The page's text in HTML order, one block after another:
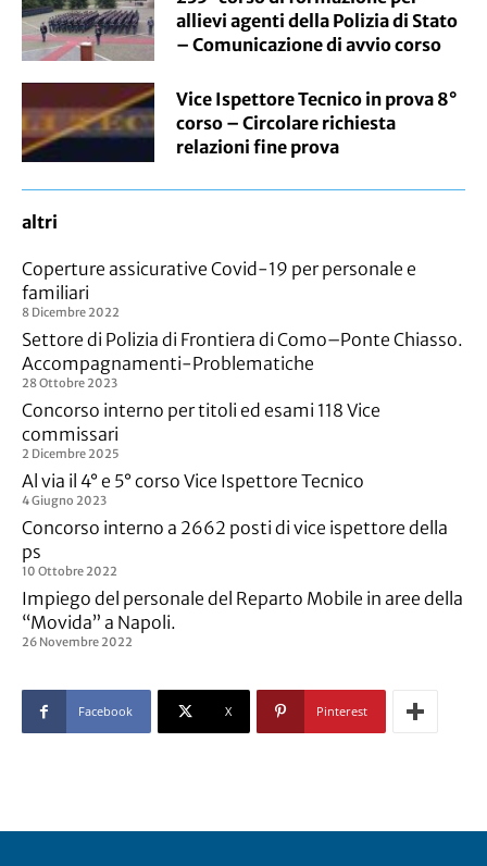
allievi agenti della Polizia di Stato
– Comunicazione di avvio corso
Vice Ispettore Tecnico in prova 8°
corso – Circolare richiesta
relazioni fine prova
altri
Coperture assicurative Covid-19 per personale e
familiari
8 Dicembre 2022
Settore di Polizia di Frontiera di Como–Ponte Chiasso.
Accompagnamenti-Problematiche
28 Ottobre 2023
Concorso interno per titoli ed esami 118 Vice
commissari
2 Dicembre 2025
Al via il 4° e 5° corso Vice Ispettore Tecnico
4 Giugno 2023
Concorso interno a 2662 posti di vice ispettore della
ps
10 Ottobre 2022
Impiego del personale del Reparto Mobile in aree della
“Movida” a Napoli.
26 Novembre 2022
Facebook X Pinterest